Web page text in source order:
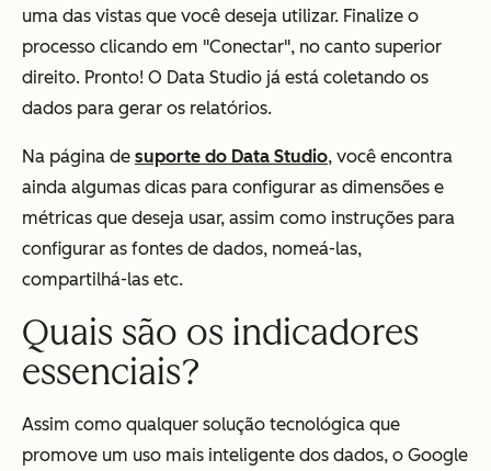
uma das vistas que você deseja utilizar. Finalize o
processo clicando em "Conectar", no canto superior
direito. Pronto! O Data Studio já está coletando os
dados para gerar os relatórios.
Na página de suporte do Data Studio, você encontra
ainda algumas dicas para configurar as dimensões e
métricas que deseja usar, assim como instruções para
configurar as fontes de dados, nomeá-las,
compartilhá-las etc.
Quais são os indicadores
essenciais?
Assim como qualquer solução tecnológica que
promove um uso mais inteligente dos dados, o Google